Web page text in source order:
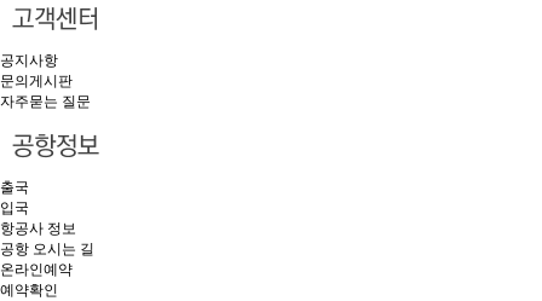
공지사항
문의게시판
자주묻는 질문
출국
입국
항공사 정보
공항 오시는 길
온라인예약
예약확인